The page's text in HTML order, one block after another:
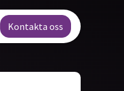
Kontakta oss